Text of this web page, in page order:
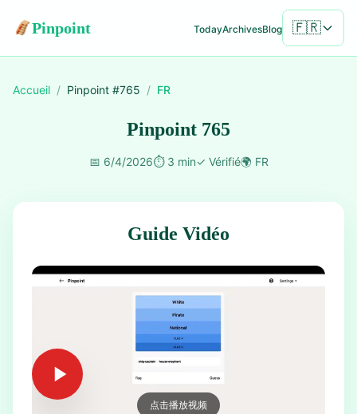
Pinpoint TodayArchivesBlog 🇫🇷
Accueil / Pinpoint #765 / FR
Pinpoint 765
📅 6/4/2026⏱️ 3 min✓ Vérifié🌍 FR
Guide Vidéo
点击播放视频